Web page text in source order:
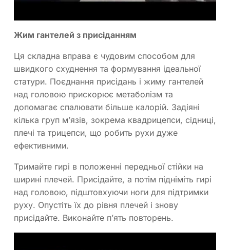
Жим гантелей з присіданням
Ця складна вправа є чудовим способом для
швидкого схуднення та формування ідеальної
статури. Поєднання присідань і жиму гантелей
над головою прискорює метаболізм та
допомагає спалювати більше калорій. Задіяні
кілька груп м’язів, зокрема квадрицепси, сідниці,
плечі та трицепси, що робить рухи дуже
ефективними.
Тримайте гирі в положенні передньої стійки на
ширині плечей. Присідайте, а потім підніміть гирі
над головою, підштовхуючи ноги для підтримки
руху. Опустіть їх до рівня плечей і знову
присідайте. Виконайте п’ять повторень.